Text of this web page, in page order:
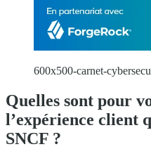
600x500-carnet-
Quelles sont pour
l’expérience client
SNCF ?